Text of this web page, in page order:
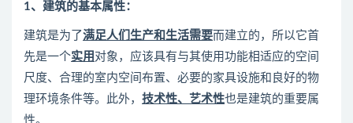
1、建筑的基本属性：
建筑是为了 满足人们生产和生活需要而建立的，所以它首
先是一个实用 对象，应该具有与其使用功能相适应的空间
尺度、合理的室内空间布置、必要的家具设施和良好的物
理环境条件等。此外， 技术性、艺术性也是建筑的重要属
性。